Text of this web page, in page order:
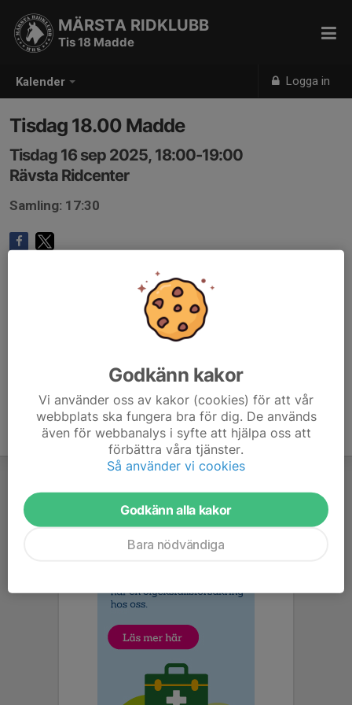
Kalender Logga in
MÄRSTA RIDKLUBB
Tis 18 Madde
Tisdag 18.00 Madde
Tisdag 16 sep 2025, 18:00-19:00
Rävsta Ridcenter
Samling: 17:30
Godkänn kakor
Vi använder oss av kakor (cookies) för att vår
webbplats ska fungera bra för dig. De används
även för webbanalys i syfte att hjälpa oss att
förbättra våra tjänster.
Så använder vi cookies
Godkänn alla kakor
Bara nödvändiga